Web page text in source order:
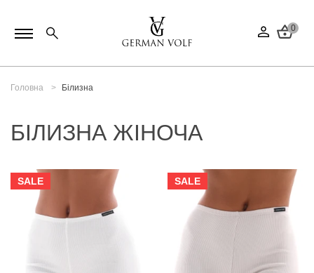
0
Головна Білизна
БІЛИЗНА ЖІНОЧА
SALE SALE